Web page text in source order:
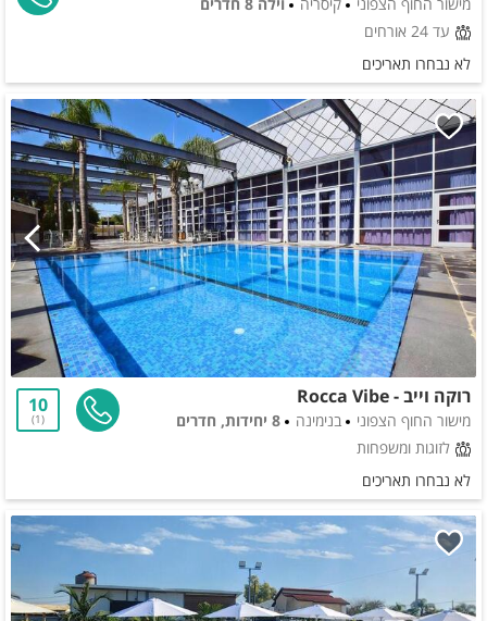
מישור החוף הצפוני קיסריה
וילה 8 חדרים
עד 24 אורחים
לא נבחרו תאריכים
רוקה וייב - Rocca Vibe
מישור החוף הצפוני בנימינה
8 יחידות, חדרים
לזוגות ומשפחות
10
1
לא נבחרו תאריכים